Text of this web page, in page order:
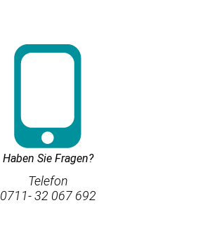
Haben Sie Fragen?
Telefon
0711- 32 067 692